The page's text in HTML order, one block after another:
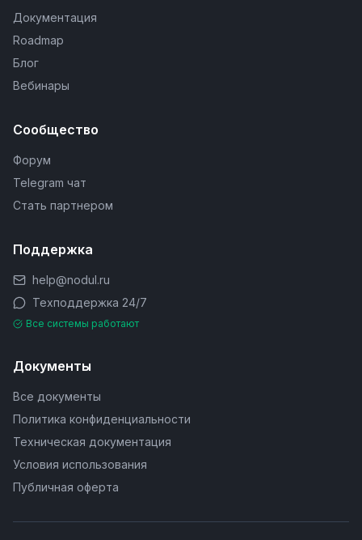
Документация
Roadmap
Блог
Вебинары
Сообщество
Форум
Telegram чат
Стать партнером
Поддержка
help@nodul.ru
Техподдержка 24/7
Все системы работают
Документы
Все документы
Политика конфиденциальности
Техническая документация
Условия использования
Публичная оферта